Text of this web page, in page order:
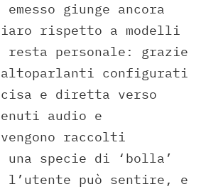
giunge ancora
rispetto a modelli
resta personale: grazie
configurati
e diretta verso
audio e
raccolti
specie di ‘bolla’
l’utente può sentire, e